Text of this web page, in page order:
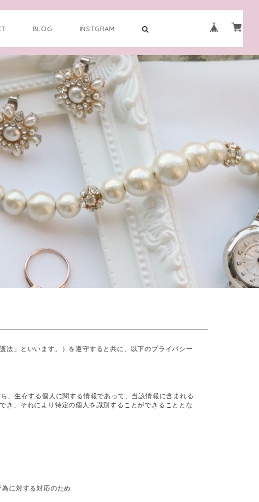
BLOG INSTGRAM
法」といいます。）を遵守すると共に、以下のプライバシー
、生存する個人に関する情報であって、当該情報に含まれる
き、それにより特定の個人を識別することができることとな
に対する対応のため